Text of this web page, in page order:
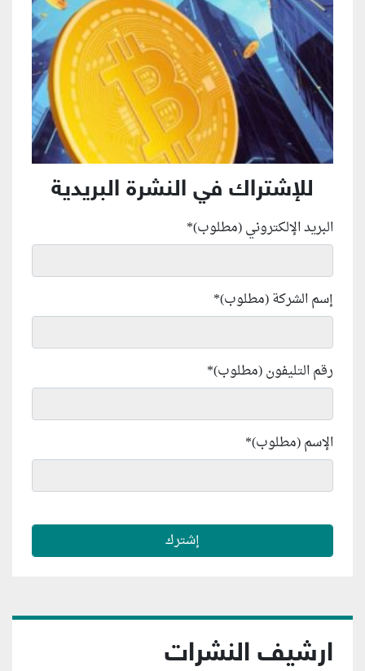
للإشتراك في النشرة البريدية
البريد الإلكتروني (مطلوب)*
إسم الشركة (مطلوب)*
رقم التليفون (مطلوب)*
الإسم (مطلوب)*
ارشيف النشرات